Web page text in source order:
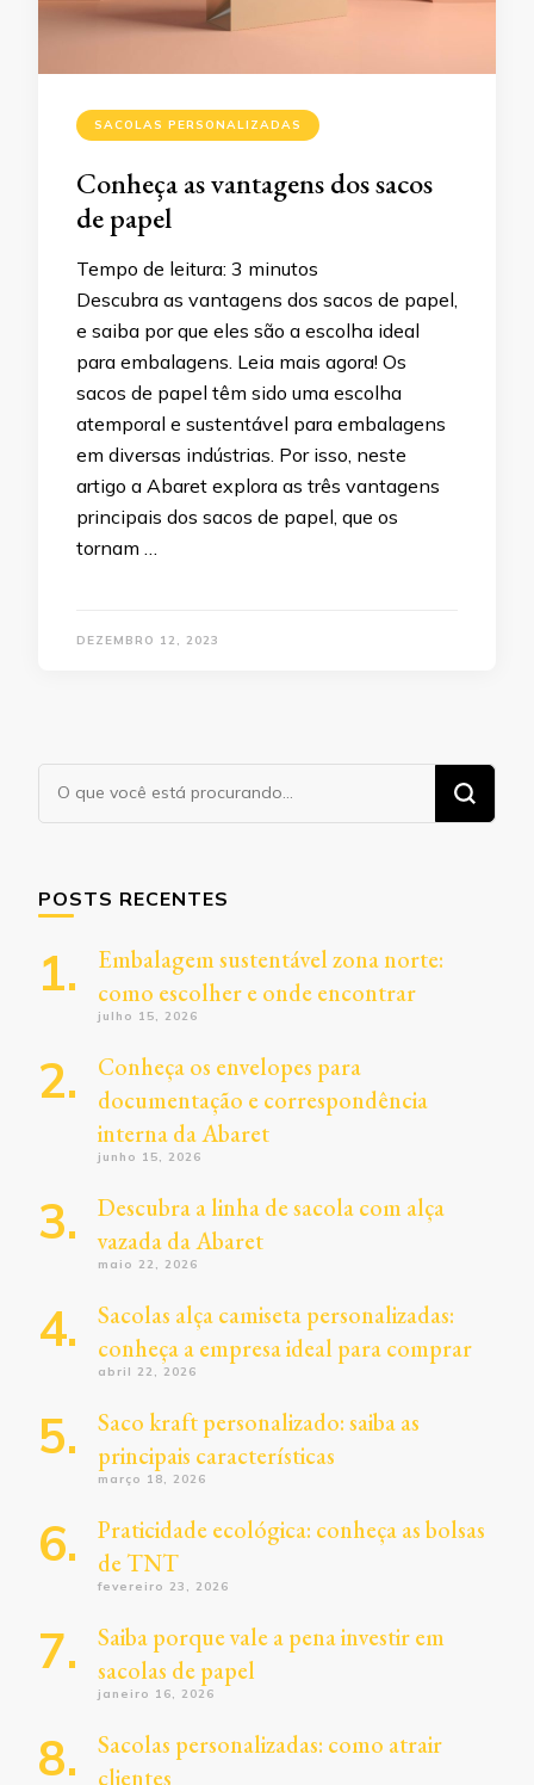
SACOLAS PERSONALIZADAS
Conheça as vantagens dos sacos
de papel
Tempo de leitura: 3 minutos
Descubra as vantagens dos sacos de papel,
e saiba por que eles são a escolha ideal
para embalagens. Leia mais agora! Os
sacos de papel têm sido uma escolha
atemporal e sustentável para embalagens
em diversas indústrias. Por isso, neste
artigo a Abaret explora as três vantagens
principais dos sacos de papel, que os
tornam …
DEZEMBRO 12, 2023
Procurando
algo?
POSTS RECENTES
Embalagem sustentável zona norte:
como escolher e onde encontrar
julho 15, 2026
Conheça os envelopes para
documentação e correspondência
interna da Abaret
junho 15, 2026
Descubra a linha de sacola com alça
vazada da Abaret
maio 22, 2026
Sacolas alça camiseta personalizadas:
conheça a empresa ideal para comprar
abril 22, 2026
Saco kraft personalizado: saiba as
principais características
março 18, 2026
Praticidade ecológica: conheça as bolsas
de TNT
fevereiro 23, 2026
Saiba porque vale a pena investir em
sacolas de papel
janeiro 16, 2026
Sacolas personalizadas: como atrair
clientes